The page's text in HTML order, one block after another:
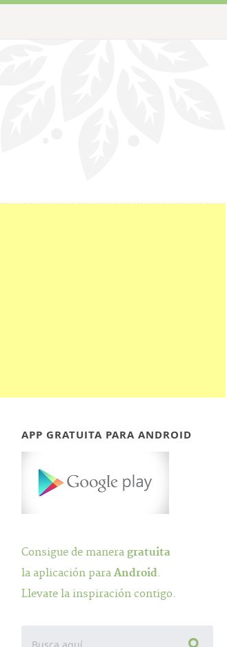
APP GRATUITA PARA ANDROID
Consigue de maneragratuita
la aplicación paraAndroid.
Llevate la inspiración contigo.